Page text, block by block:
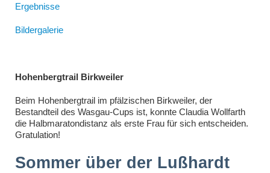
Ergebnisse
Bildergalerie
Hohenbergtrail Birkweiler
Beim Hohenbergtrail im pfälzischen Birkweiler, der
Bestandteil des Wasgau-Cups ist, konnte Claudia Wollfarth
die Halbmaratondistanz als erste Frau für sich entscheiden.
Gratulation!
Sommer über der Lußhardt